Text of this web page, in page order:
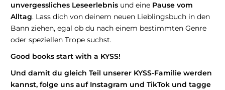
unvergessliches Leseerlebnisund eine Pause vom
Alltag. Lass dich von deinem neuen Lieblingsbuch in den
Bann ziehen, egal ob du nach einem bestimmten Genre
oder speziellen Trope suchst.
Good books start with a KYSS!
Und damit du gleich Teil unserer KYSS-Familie werden
kannst, folge uns auf Instagram und TikTok und tagge